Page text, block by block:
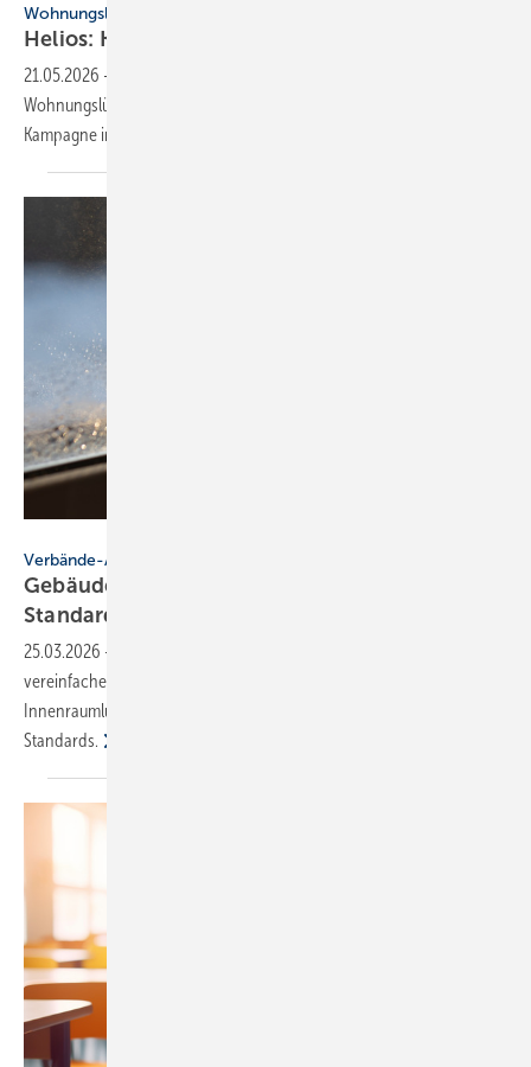
Wohnungslüftung
Helios: KWL EC 70-Funk­tio­nen per
21.05.2026 -
Wohnungslüftungsgerät KWL EC 70 mit einer neuen, interaktiven
Kampagne im
Verbände-Appell
Gebäudetyp E: Raum­luft­qua­li­tät er­for­dert kla­re
Stan­dards
25.03.2026 -
vereinfachen. Verbände warnen davor, dass dies nicht zulasten der
Innenraumluftqualität gehen darf und fordern verlässliche
Standards.